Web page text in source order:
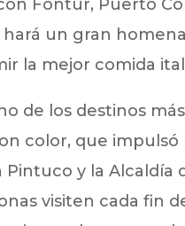
Fontur, Puerto
un gran
la mejor comida
de los destinos
color, que
y la Alcaldía
visiten cada fin